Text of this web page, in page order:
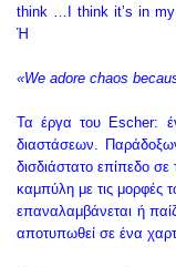
think …I think it’s in
Ή
«We adore chaos
Τα έργα του Escher:
διαστάσεων.
δισδιάστατο επίπεδο
καμπύλη με τις μορφές
επαναλαμβάνεται ή
αποτυπωθεί σε ένα